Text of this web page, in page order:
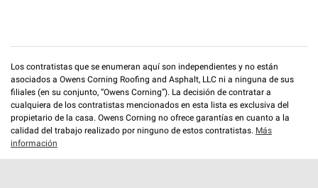
Los contratistas que se enumeran aquí son independientes y no están
asociados a Owens Corning Roofing and Asphalt, LLC ni a ninguna de sus
filiales (en su conjunto, “Owens Corning”). La decisión de contratar a
cualquiera de los contratistas mencionados en esta lista es exclusiva del
propietario de la casa. Owens Corning no ofrece garantías en cuanto a la
calidad del trabajo realizado por ninguno de estos contratistas. Más
información